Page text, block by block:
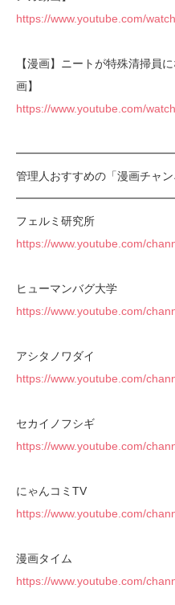
https://www.youtube.com/
【漫画】ニートが特殊清掃員
画】
https://www.youtube.com/
管理人おすすめの「漫画チャン
フェルミ研究所
https://www.youtube.com/
ヒューマンバグ大学
https://www.youtube.com/
アシタノワダイ
https://www.youtube.com/
セカイノフシギ
https://www.youtube.com/
にゃんコミTV
https://www.youtube.com/
漫画タイム
https://www.youtube.com/